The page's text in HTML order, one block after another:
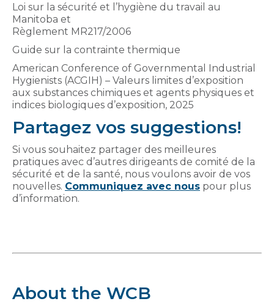
Loi sur la sécurité et l’hygiène du travail au
Manitoba et
Règlement MR217/2006
Guide sur la contrainte thermique
American Conference of Governmental Industrial
Hygienists (ACGIH) – Valeurs limites d’exposition
aux substances chimiques et agents physiques et
indices biologiques d’exposition, 2025
Partagez vos suggestions!
Si vous souhaitez partager des meilleures
pratiques avec d’autres dirigeants de comité de la
sécurité et de la santé, nous voulons avoir de vos
nouvelles. Communiquez avec nous pour plus
d’information.
About the WCB